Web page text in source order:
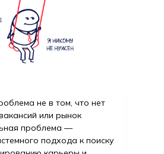
не в том, что нет
или рынок
проблема —
подхода к поиску